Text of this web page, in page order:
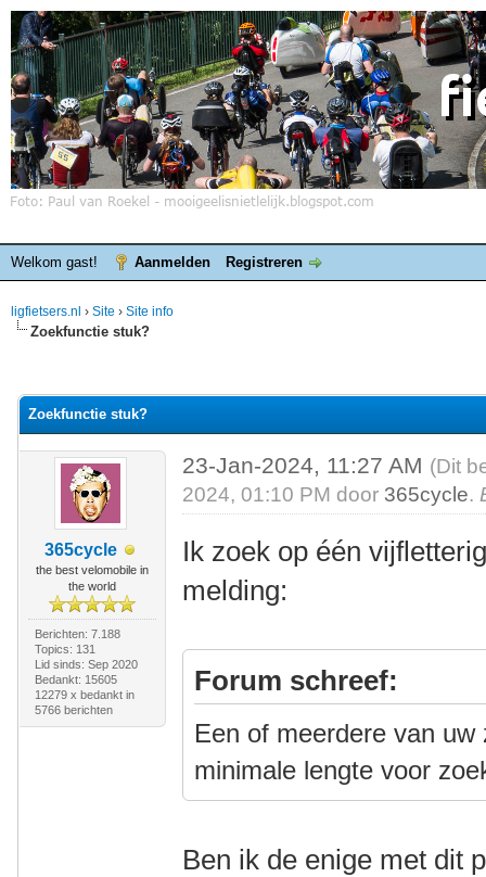
Welkom gast! Aanmelden Registreren
ligfietsers.nl › Site › Site info
Zoekfunctie stuk?
Zoekfunctie stuk?
365cycle
the best velomobile in
the world
Berichten: 7.188
Topics: 131
Lid sinds: Sep 2020
Bedankt: 15605
12279 x bedankt in
5766 berichten
23-Jan-2024, 11:27 AM (Dit
2024, 01:10 PM door 365cycle.
Ik zoek op één
melding:
Forum schreef:
Een of meerdere van
minimale lengte voor
Ben ik de enige met dit